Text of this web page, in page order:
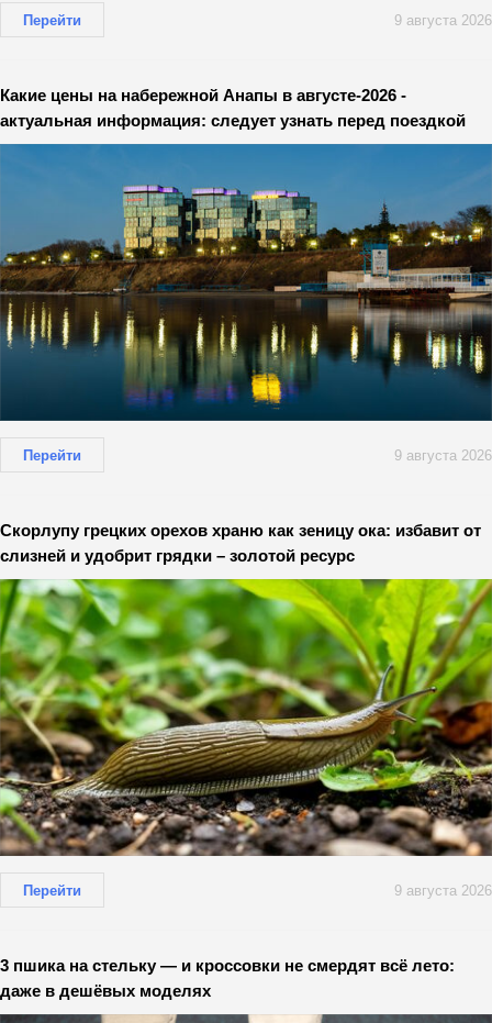
Перейти 9 августа 2026
Какие цены на набережной Анапы в августе-2026 -
актуальная информация: следует узнать перед поездкой
Перейти 9 августа 2026
Скорлупу грецких орехов храню как зеницу ока: избавит от
слизней и удобрит грядки – золотой ресурс
Перейти 9 августа 2026
3 пшика на стельку — и кроссовки не смердят всё лето:
даже в дешёвых моделях